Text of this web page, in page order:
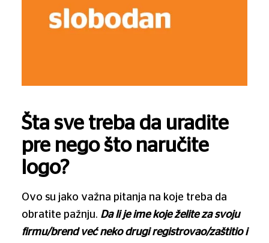
Šta sve treba da uradite
pre nego što naručite
logo?
Ovo su jako važna pitanja na koje treba da
obratite pažnju. Da li je ime koje želite za svoju
firmu/brend već neko drugi registrovao/zaštitio i